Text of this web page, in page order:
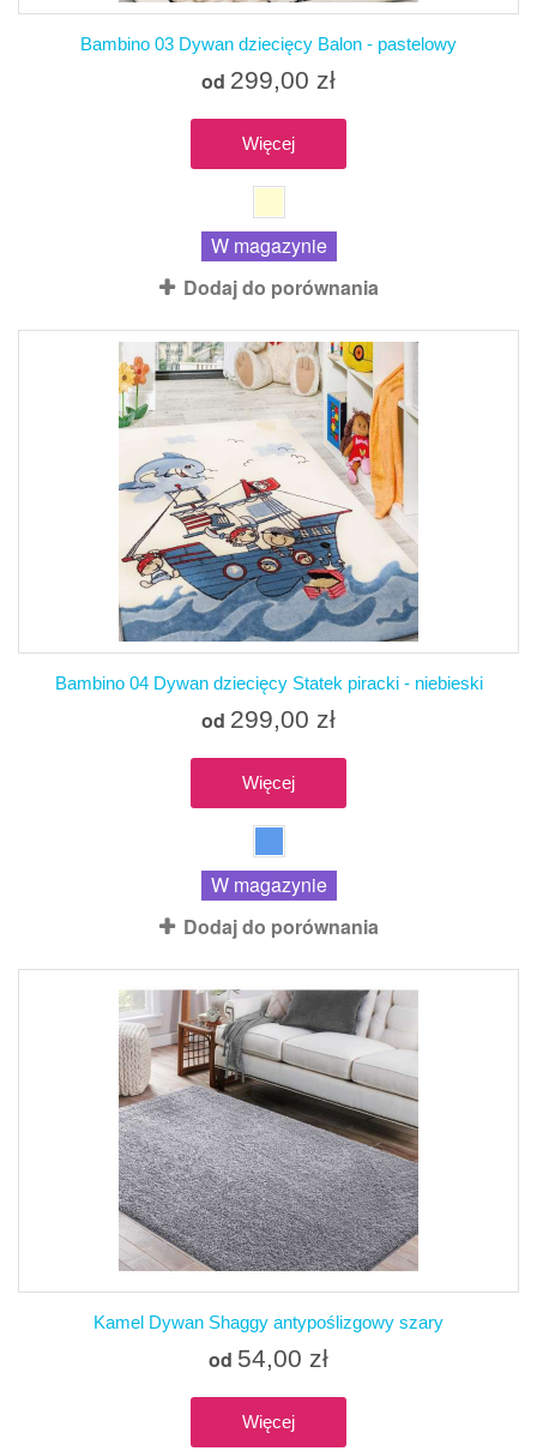
Bambino 03 Dywan dziecięcy Balon - pastelowy
od 299,00 zł
Więcej
W magazynie
Dodaj do porównania
Bambino 04 Dywan dziecięcy Statek piracki - niebieski
od 299,00 zł
Więcej
W magazynie
Dodaj do porównania
Kamel Dywan Shaggy antypoślizgowy szary
od 54,00 zł
Więcej